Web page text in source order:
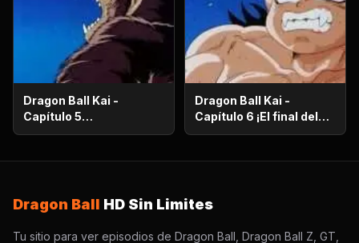
Dragon Ball Kai -
Capítulo 5
¡Supervivencia en el
luna llena despierta a
Dragon Ball Kai -
Capítulo 6 ¡El final del
camino de la serpiente!
Kaio-Sama!
Dragon Ball HD Sin Limites
Tu sitio para ver episodios de Dragon Ball, Dragon Ball Z, GT,